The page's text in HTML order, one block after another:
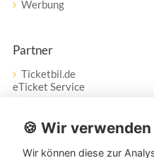
Werbung
Partner
Ticketbil.de
eTicket Service
Vertrag widerrufen
🍪 Wir
Wir können diese zur